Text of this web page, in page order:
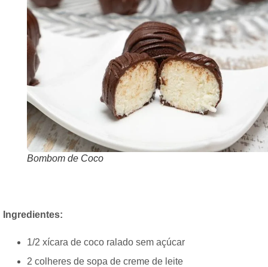
Bombom de Coco
Ingredientes:
1/2 xícara de coco ralado sem açúcar
2 colheres de sopa de creme de leite